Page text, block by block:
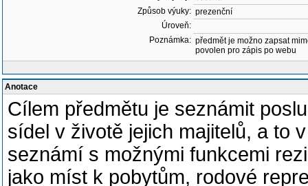
Způsob výuky: prezenční
Úroveň:
Poznámka: předmět je možno zapsat
povolen pro zápis po webu
Anotace
Cílem předmětu je seznámit
sídel v životě jejich majitelů, a to
seznámí s možnými funkcemi
jako míst k pobytům, rodové